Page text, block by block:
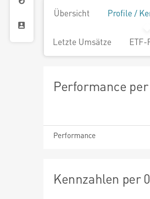
Übersicht Profile /
Letzte Umsätze
Performance per
Performance
Kennzahlen per